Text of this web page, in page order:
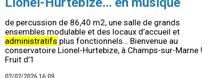
de percussion de 86,40 m2, une salle de grands
ensembles modulable et des locaux d’accueil et
administratifs plus fonctionnels… Bienvenue au
conservatoire Lionel-Hurtebize, à Champs-sur-Marne !
Fruit d’1
02/02/2026 16:09